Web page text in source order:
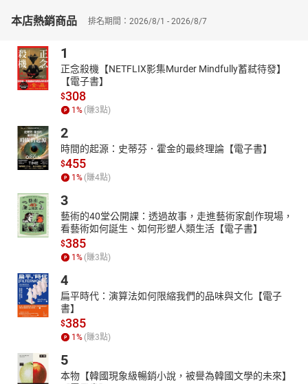
本店熱銷商品 排名期間：2026/8/1 - 2026/8/7
1
正念殺機【NETFLIX影集Murder Mindfully蓄弒待發】
【電子書】
$308
1% (賺3點)
2
時間的起源：史蒂芬．霍金的最終理論【電子書】
$455
1% (賺4點)
3
藝術的40堂公開課：透過故事，走進藝術家創作現場，
看藝術如何誕生、如何形塑人類生活【電子書】
$385
1% (賺3點)
4
扁平時代：演算法如何限縮我們的品味與文化【電子
書】
$385
1% (賺3點)
5
本物【韓國現象級暢銷小說，被譽為韓國文學的未來】